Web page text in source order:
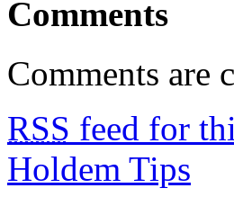
Comments
Comments are
RSS feed for
Holdem Tips